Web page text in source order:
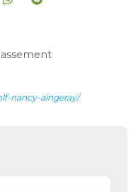
nancy-aingeray/